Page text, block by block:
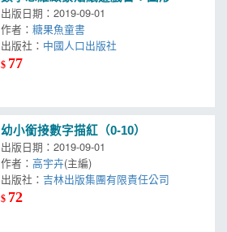
出版日期：2019-09-01
作者：糖果魚童書
出版社： 中國人口出版社
$ 77
幼小銜接數字描紅（0-10）
出版日期：2019-09-01
作者：高宇卉(主編)
出版社：吉林出版集團有限責任公司
$ 72